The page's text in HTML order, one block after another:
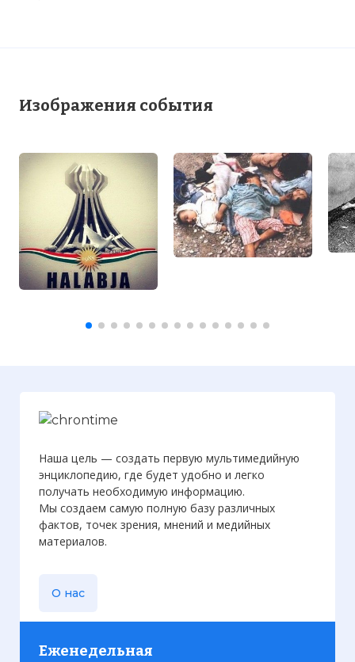
Изображения события
Наша цель — создать первую мультимедийную
энциклопедию, где будет удобно и легко
получать необходимую информацию.
Мы создаем самую полную базу различных
фактов, точек зрения, мнений и медийных
материалов.
О нас
Еженедельная